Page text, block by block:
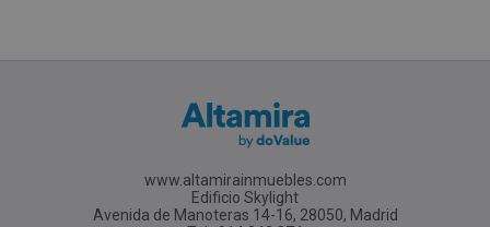
www.altamirainmuebles.com
Edificio Skylight
Avenida de Manoteras 14-16, 28050, Madrid